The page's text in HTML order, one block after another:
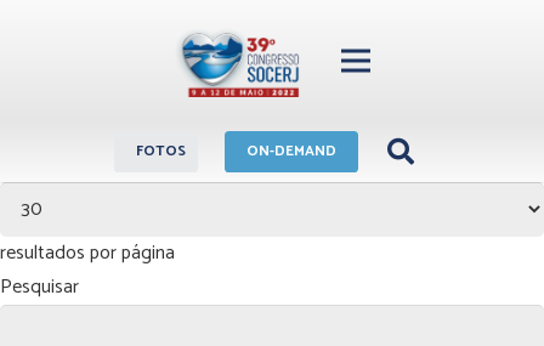
FOTOS ON-DEMAND
resultados por página
Pesquisar